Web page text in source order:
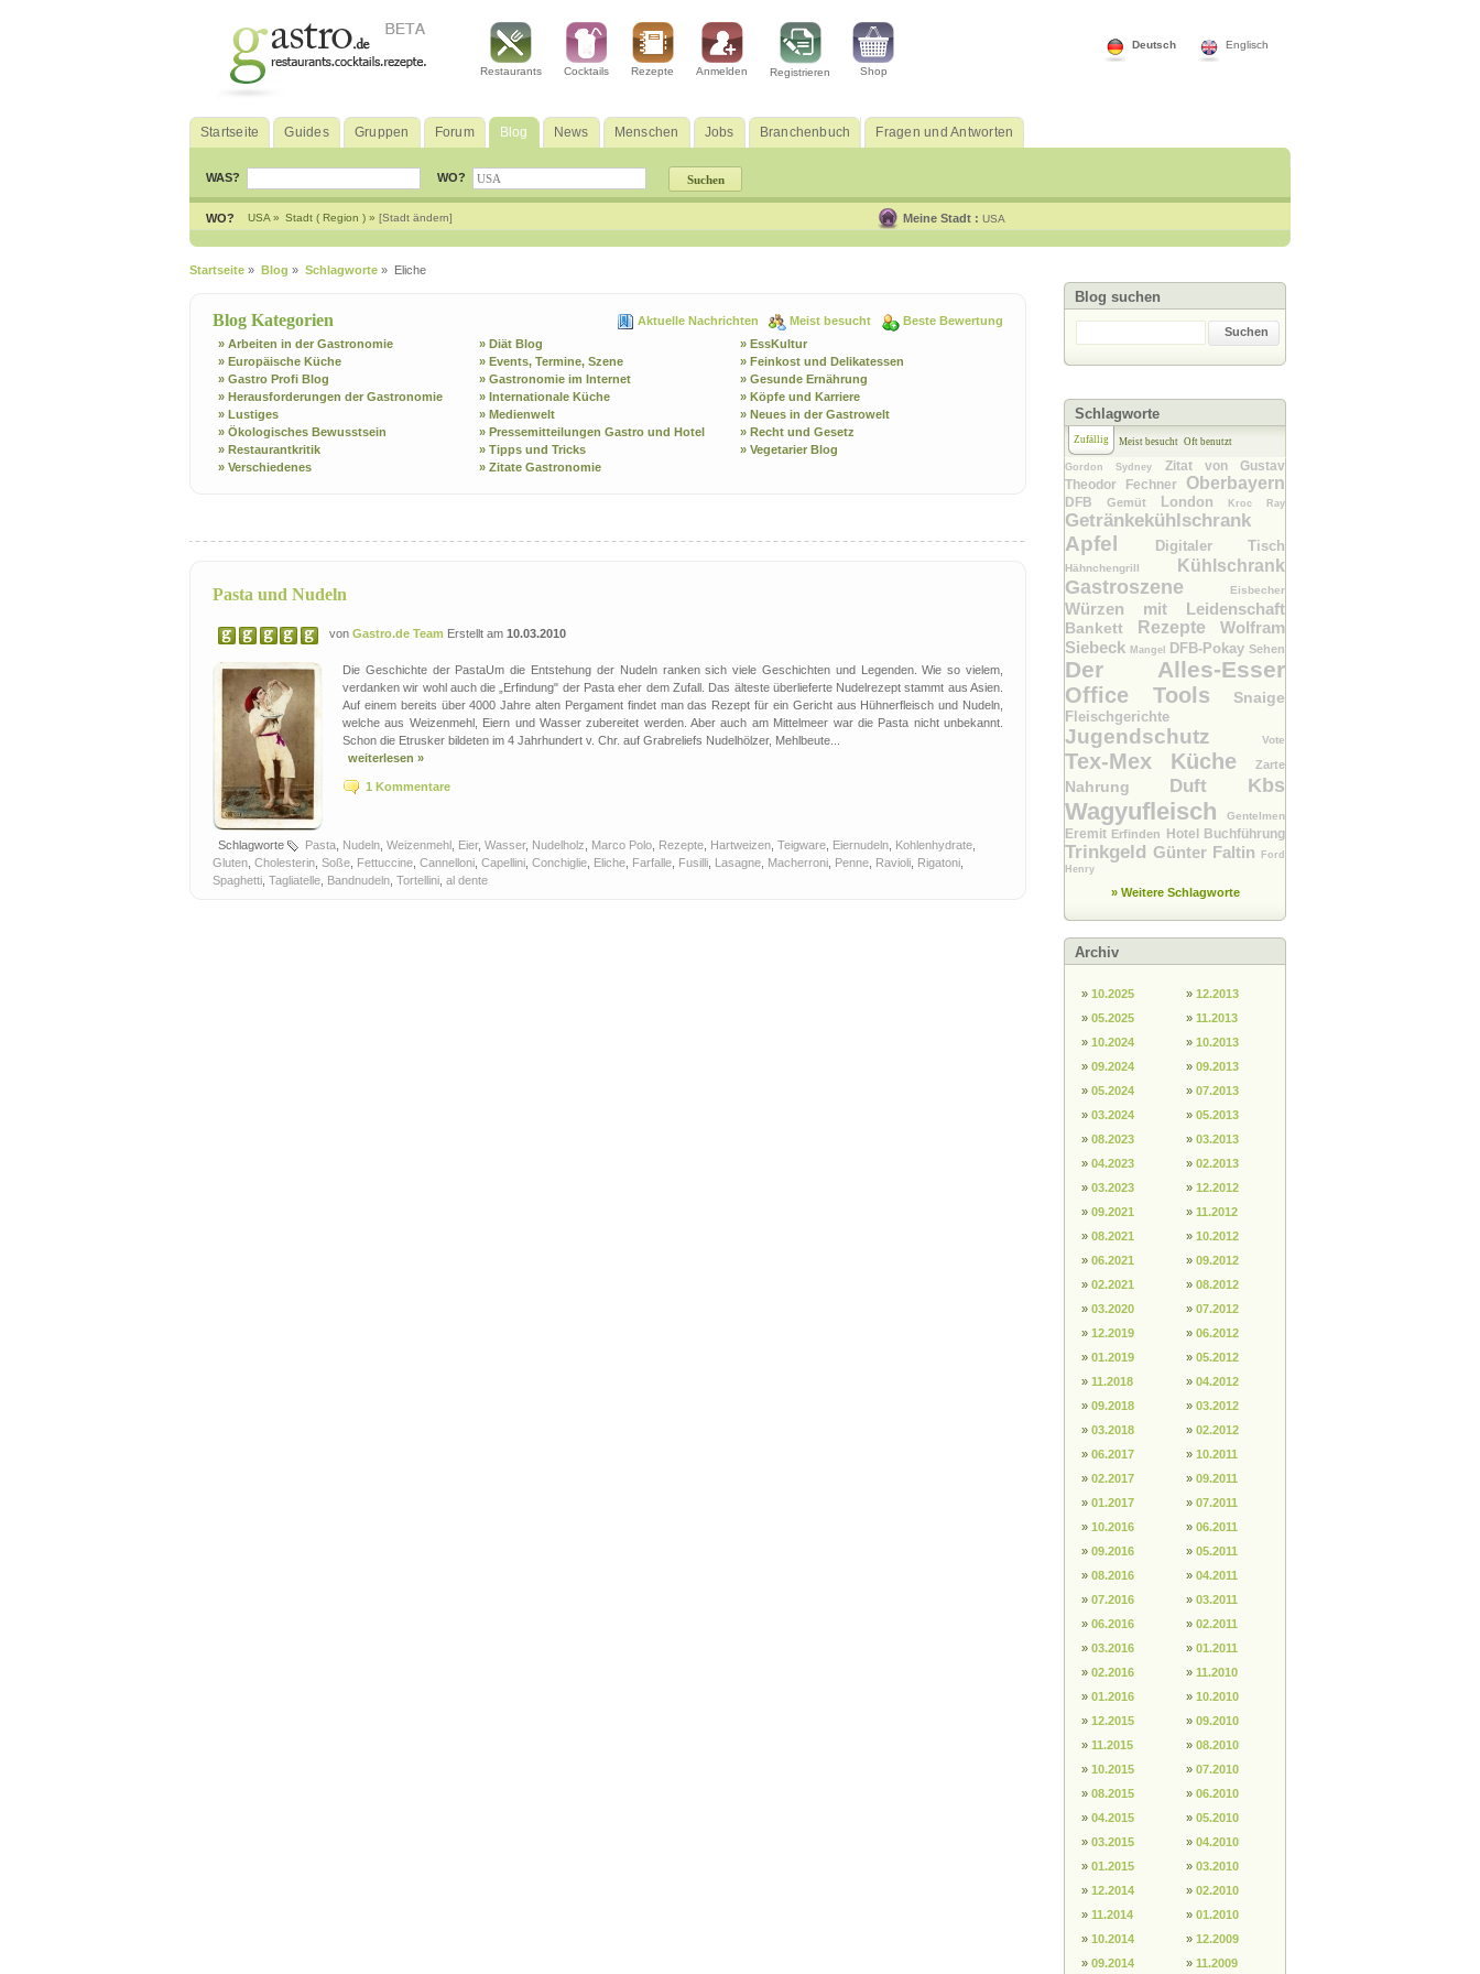
Englisch
Deutsch
Restaurants Cocktails Rezepte Anmelden Registrieren Shop
Startseite Guides Gruppen Forum Blog News Menschen Jobs Branchenbuch Fragen und Antworten
WAS? WO?
WO? USA » Stadt ( Region ) » [Stadt ändern] Meine Stadt : USA
Startseite » Blog » Schlagworte » Eliche
Aktuelle Nachrichten Meist besucht Beste Bewertung
Blog Kategorien
» Arbeiten in der Gastronomie » Diät Blog
» EssKultur
» Europäische Küche
» Events, Termine, Szene
» Feinkost und Delikatessen
» Gastro Profi Blog
» Gastronomie im Internet
» Gesunde Ernährung
» Herausforderungen der Gastronomie
» Internationale Küche
» Köpfe und Karriere
» Lustiges
» Medienwelt
» Neues in der Gastrowelt
» Ökologisches Bewusstsein
» Pressemitteilungen Gastro und Hotel
» Recht und Gesetz
» Restaurantkritik
» Tipps und Tricks
» Vegetarier Blog
» Verschiedenes
» Zitate Gastronomie
Pasta und Nudeln
von Gastro.de Team Erstellt am 10.03.2010
Die Geschichte der PastaUm die Entstehung der Nudeln ranken sich viele Geschichten und Legenden. Wie so vielem,
verdanken wir wohl auch die „Erfindung" der Pasta eher dem Zufall. Das älteste überlieferte Nudelrezept stammt aus Asien.
Auf einem bereits über 4000 Jahre alten Pergament findet man das Rezept für ein Gericht aus Hühnerfleisch und Nudeln,
welche aus Weizenmehl, Eiern und Wasser zubereitet werden. Aber auch am Mittelmeer war die Pasta nicht unbekannt.
Schon die Etrusker bildeten im 4 Jahrhundert v. Chr. auf Grabreliefs Nudelhölzer, Mehlbeute...
weiterlesen »
1 Kommentare
Schlagworte Pasta Nudeln Weizenmehl Eier, Wasser, Nudelholz Marco Polo Rezepte Hartweizen Teigware Eiernudeln Kohlenhydrate
Gluten Cholesterin Soße Fettuccine Cannelloni Capellini Conchiglie Eliche Farfalle Fusilli Lasagne Macherroni Penne Ravioli Rigatoni
Spaghetti Tagliatelle Bandnudeln Tortellini al dente
Blog suchen
Suchen
Schlagworte
Zufällig Meist besucht Oft benutzt
Gordon Sydney Zitat von Gustav
Theodor Fechner Oberbayern
DFB Gemüt LondonKroc Ray
Getränkekühlschrank
Apfel Digitaler Tisch
Hähnchengrill Kühlschrank
Gastroszene Eisbecher
Würzen mit Leidenschaft
Bankett Rezepte Wolfram
Siebeck Mangel DFB-Pokay Sehen
Der Alles-Esser
Office Tools Snaige
Fleischgerichte
Jugendschutz Vote
Tex-Mex Küche Zarte
Nahrung Duft Kbs
Wagyufleisch Gentelmen
Eremit Erfinden Hotel Buchführung
Trinkgeld Günter Faltin
Ford
Henry
» Weitere Schlagworte
Archiv
» 10.2025
» 05.2025
» 10.2024
» 09.2024
» 05.2024
» 03.2024
» 08.2023
» 04.2023
» 03.2023
» 09.2021
» 08.2021
» 06.2021
» 02.2021
» 03.2020
» 12.2019
» 01.2019
» 11.2018
» 09.2018
» 03.2018
» 06.2017
» 02.2017
» 01.2017
» 10.2016
» 09.2016
» 08.2016
» 07.2016
» 06.2016
» 03.2016
» 02.2016
» 01.2016
» 12.2015
» 11.2015
» 10.2015
» 08.2015
» 04.2015
» 03.2015
» 01.2015
» 12.2014
» 11.2014
» 10.2014
» 09.2014
» 12.2013
» 11.2013
» 10.2013
» 09.2013
» 07.2013
» 05.2013
» 03.2013
» 02.2013
» 12.2012
» 11.2012
» 10.2012
» 09.2012
» 08.2012
» 07.2012
» 06.2012
» 05.2012
» 04.2012
» 03.2012
» 02.2012
» 10.2011
» 09.2011
» 07.2011
» 06.2011
» 05.2011
» 04.2011
» 03.2011
» 02.2011
» 01.2011
» 11.2010
» 10.2010
» 09.2010
» 08.2010
» 07.2010
» 06.2010
» 05.2010
» 04.2010
» 03.2010
» 02.2010
» 01.2010
» 12.2009
» 11.2009
Bedenklicher Inhalt?